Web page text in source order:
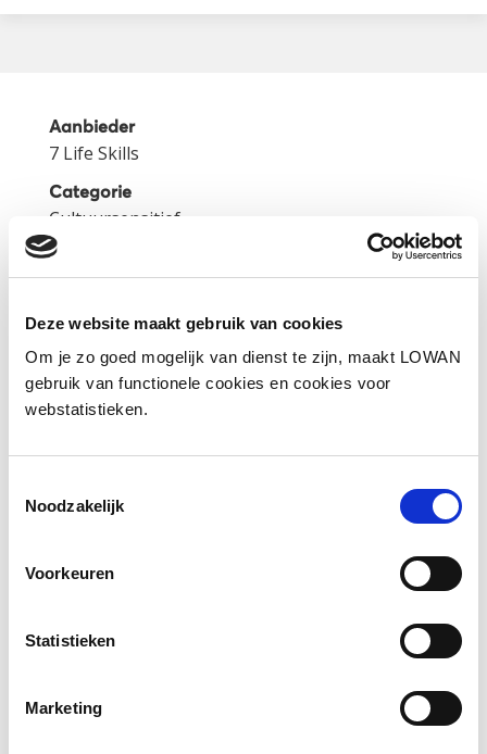
Deze website maakt gebruik van cookies
Om je zo goed mogelijk van dienst te zijn, maakt LOWAN
gebruik van functionele cookies en cookies voor
webstatistieken.
Noodzakelijk
Voorkeuren
Statistieken
Marketing
Aanbieder
7 Life Skills
Categorie
Cultuursensitief
Website
https://www.7lifeskills.org/
Wil je jonge nieuwkomers op de ISK helpen om
uitdagingen? 7 Life Skills biedt een
ondersteunt in hun persoonlijke groei. Vanuit
zijn visie en ervaring heeft Michel Linthorst een
methode ontwikkeld waarmee jongeren hun
talenten en doelen ontdekken en hun
Voor alle docenten en leerlingen
bij: